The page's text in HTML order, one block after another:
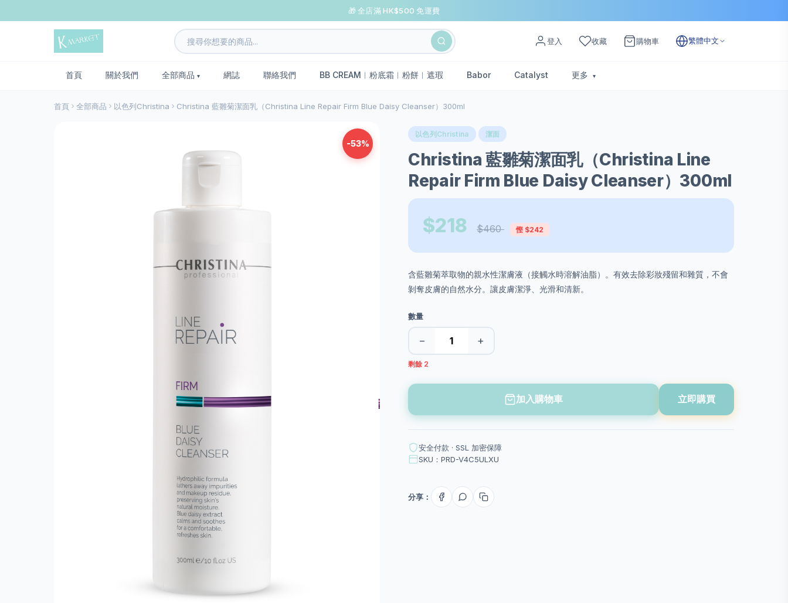
🎁 全店滿 HK$500 免運費
登入 收藏 購物車 繁體中文
首頁 關於我們 全部商品 網誌 聯絡我們 BB CREAM︱粉底霜︱粉餅︱遮瑕 Babor Catalyst 更多
首頁 全部商品 以色列Christina Christina 藍雛菊潔面乳（Christina Line Repair Firm Blue Daisy Cleanser）300ml
-53%
以色列Christina 潔面
Christina 藍雛菊潔面乳（Christina Line
Repair Firm Blue Daisy Cleanser）300ml
$218 $460 慳 $242
含藍雛菊萃取物的親水性潔膚液（接觸水時溶解油脂）。有效去除彩妝殘留和雜質，不會
剝奪皮膚的自然水分。讓皮膚潔淨、光滑和清新。
數量
− +
剩餘 2
加入購物車 立即購買
安全付款 · SSL 加密保障
SKU：PRD-V4C5ULXU
分享：